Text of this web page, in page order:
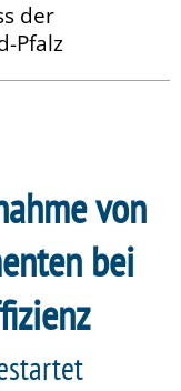
der
Pfalz
von
bei